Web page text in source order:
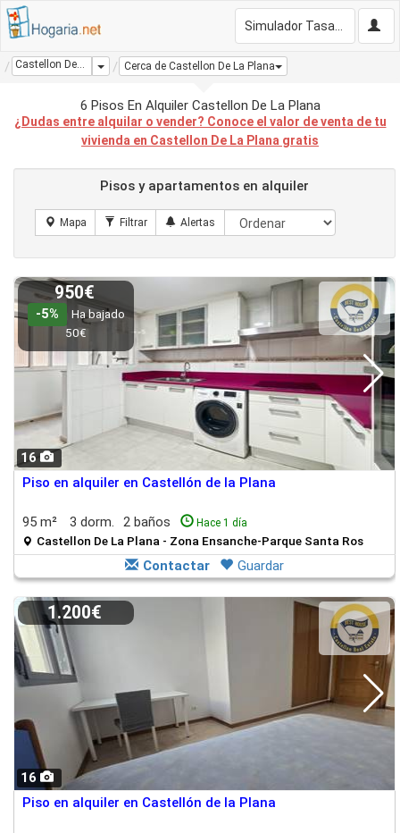
Castellon De La Plana Dropdown
Cerca de Castellon De La Plana
6 Pisos En Alquiler Castellon De La Plana
¿Dudas entre alquilar o vender? Conoce el valor de venta de tu
vivienda en Castellon De La Plana gratis
Pisos y apartamentos en alquiler
16
950€
-5%
Ha bajado
50€
Piso en alquiler en Castellón de la Plana
95 m² 3 dorm. 2 baños Hace 1 día
Castellon De La Plana - Zona Ensanche-Parque Santa Ros
Contactar Guardar
16
1.200€
Piso en alquiler en Castellón de la Plana